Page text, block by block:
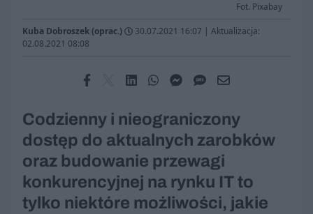
Fot. Pixabay
Kuba Dobroszek (oprac.) 30.07.2021 16:07 | Aktualizacja:
02.08.2021 08:08
Codzienny i nieograniczony
dostęp do aktualnych zarobków
oraz budowanie przewagi
konkurencyjnej na rynku IT to
tylko niektóre możliwości, jakie